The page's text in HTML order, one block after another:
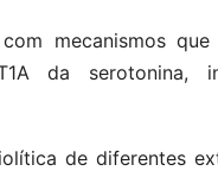
mecanismos
da serotonina,
de diferentes